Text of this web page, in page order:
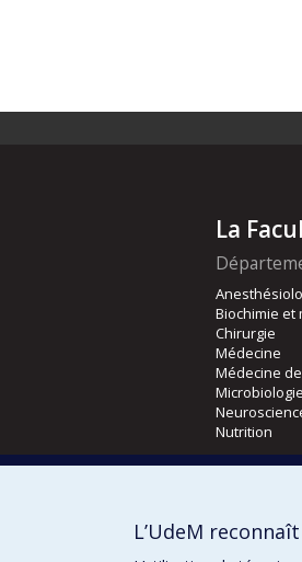
La
Biochimie et
Chirurgie
Médecine
Médecine
Nutrition
L’UdeM